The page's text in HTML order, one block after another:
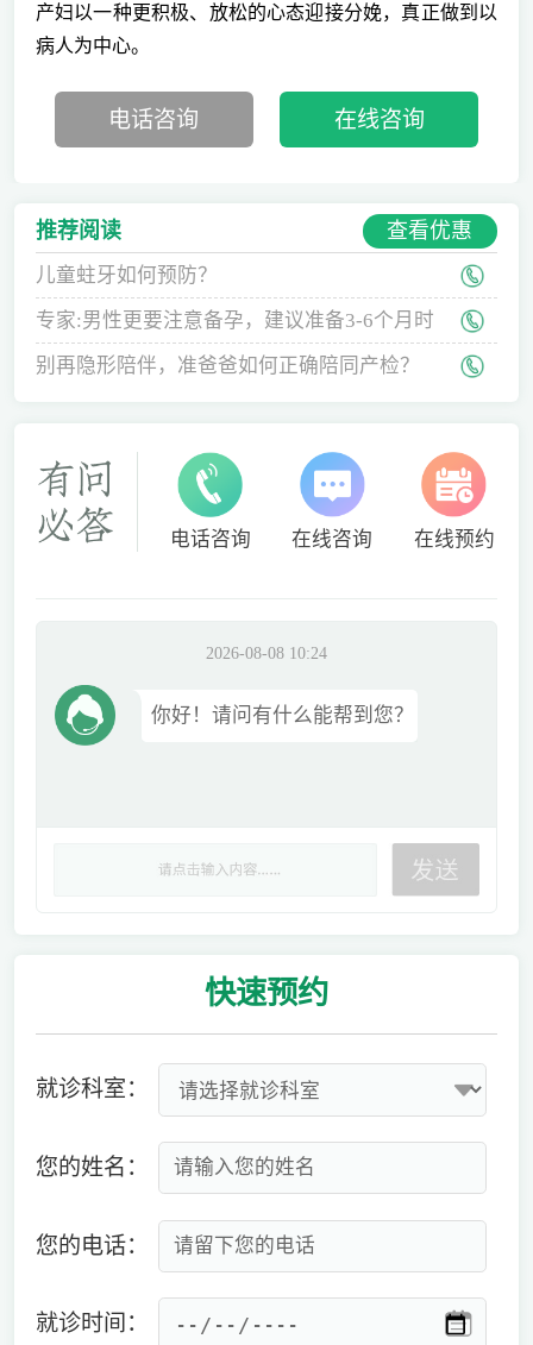
产妇以一种更积极、放松的心态迎接分娩，真正做到以
病人为中心。
电话咨询 在线咨询
推荐阅读 查看优惠
儿童蛀牙如何预防？
专家:男性更要注意备孕，建议准备3-6个月时
间
别再隐形陪伴，准爸爸如何正确陪同产检？
电话咨询 在线咨询 在线预约
2026-08-08 10:24
你好！请问有什么能帮到您？
快速预约
就诊科室：
您的姓名：
您的电话：
就诊时间：